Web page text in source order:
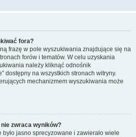
fora?
frazę w pole wyszukiwania znajdujące się na
forów i tematów. W celu uzyskania
należy kliknąć odnośnik
dostępny na wszystkich stronach witryny.
mechanizmem wyszukiwania może
zwraca wyników?
jasno sprecyzowane i zawierało wiele